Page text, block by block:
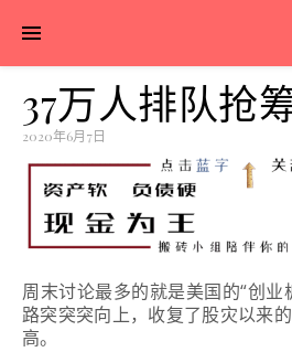
37万人排队抢筹
2020年6月7日
周末讨论最多的就是美国的“创
路突突突向上，收复了股灾以来
高。